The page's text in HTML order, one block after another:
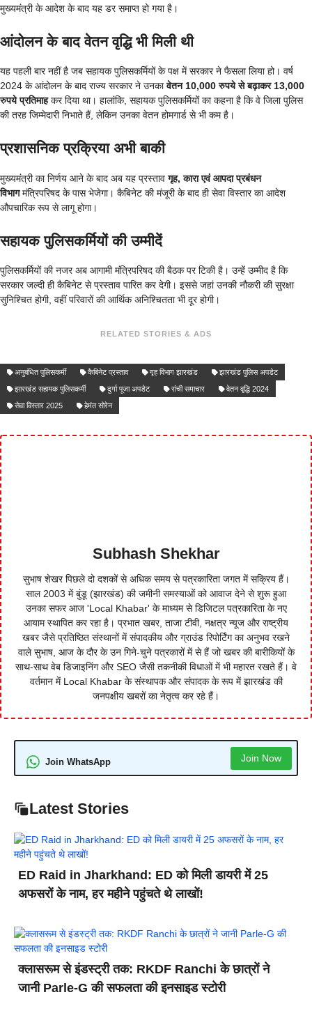
मुख्यमंत्री के आदेश के बाद यह डर समाप्त हो गया है।
आंदोलन के बाद वेतन वृद्धि भी मिली थी
यह पहली बार नहीं है जब सहायक पुलिसकर्मियों के पक्ष में सरकार ने फैसला लिया हो। वर्ष
2024 के आंदोलन के बाद राज्य सरकार ने उनकावेतन 10,000 रुपये से बढ़ाकर 13,000
रुपये प्रतिमाहकर दिया था। हालांकि, सहायक पुलिसकर्मियों का कहना है कि वे जिला पुलिस
की तरह जिम्मेदारी निभाते हैं, लेकिन उनका वेतन होमगार्ड से भी कम है।
प्रशासनिक प्रक्रिया अभी बाकी
मुख्यमंत्री का निर्णय आने के बाद अब यह प्रस्तावगृह, कारा एवं आपदा प्रबंधन
विभागमंत्रिपरिषद के पास भेजेगा। कैबिनेट की मंजूरी के बाद ही सेवा विस्तार का आदेश
औपचारिक रूप से लागू होगा।
सहायक पुलिसकर्मियों की उम्मीदें
पुलिसकर्मियों की नजर अब आगामी मंत्रिपरिषद की बैठक पर टिकी है। उन्हें उम्मीद है कि
सरकार जल्दी ही कैबिनेट से प्रस्ताव पारित कर देगी। इससे जहां उनकी नौकरी की सुरक्षा
सुनिश्चित होगी, वहीं परिवारों की आर्थिक अनिश्चितता भी दूर होगी।
RELATED STORIES & ADS
अनुबंधित पुलिसकर्मी कैबिनेट प्रस्ताव गृह विभाग झारखंड
झारखंड पुलिस अपडेट
झारखंड सहायक पुलिसकर्मी
दुर्गा पूजा अपडेट रांची समाचार
वेतन वृद्धि 2024
सेवा विस्तार 2025
हेमंत सोरेन
Subhash Shekhar
सुभाष शेखर पिछले दो दशकों से अधिक समय से पत्रकारिता जगत में सक्रिय हैं।
साल 2003 में बुंडू (झारखंड) की जमीनी समस्याओं को आवाज देने से शुरू हुआ
उनका सफर आज 'Local Khabar' के माध्यम से डिजिटल पत्रकारिता के नए
आयाम स्थापित कर रहा है। प्रभात खबर, ताजा टीवी, नक्षत्र न्यूज और राष्ट्रीय
खबर जैसे प्रतिष्ठित संस्थानों में संपादकीय और ग्राउंड रिपोर्टिंग का अनुभव रखने
वाले सुभाष, आज के दौर के उन गिने-चुने पत्रकारों में से हैं जो खबर की बारीकियों के
साथ-साथ वेब डिजाइनिंग और SEO जैसी तकनीकी विधाओं में भी महारत रखते हैं। वे
वर्तमान में Local Khabar के संस्थापक और संपादक के रूप में झारखंड की
जनपक्षीय खबरों का नेतृत्व कर रहे हैं।
Join WhatsApp Join Now
Latest Stories
ED Raid in Jharkhand: ED को मिली डायरी में 25
अफसरों के नाम, हर महीने पहुंचते थे लाखों!
क्लासरूम से इंडस्ट्री तक: RKDF Ranchi के छात्रों ने
जानी Parle-G की सफलता की इनसाइड स्टोरी